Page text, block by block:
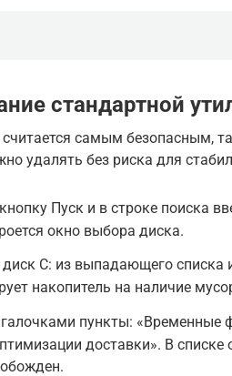
стандартной
самым безопасным,
удалять без риска для
Пуск и в строке поиска
окно выбора диска.
диск C: из выпадающего
накопитель на наличие
пункты: «Временные
доставки». В